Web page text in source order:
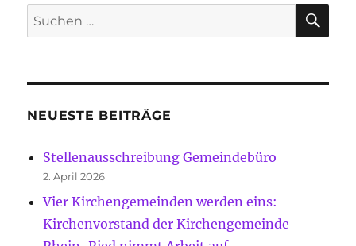
Suche
nach:
NEUESTE BEITRÄGE
Stellenausschreibung Gemeindebüro
2. April 2026
Vier Kirchengemeinden werden eins:
Kirchenvorstand der Kirchengemeinde